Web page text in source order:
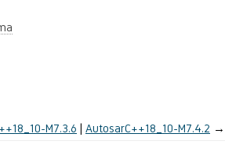
M7.3.6 AutosarC++18_10-M7.4.2 →